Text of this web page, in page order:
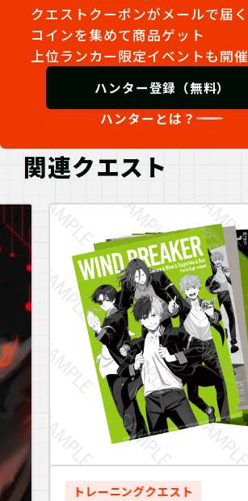
クエストクーポンがメールで届く
コインを集めて商品ゲット
上位ランカー限定イベントも開催
ハンター登録（無料）
ハンターとは？
関連クエスト
トレーニングクエスト